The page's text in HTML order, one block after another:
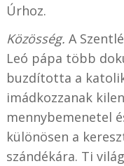
Úrhoz.
Közösség. A
Leó pápa több
buzdította a
imádkozzanak
mennybemenetel
különösen a
szándékára. Ti